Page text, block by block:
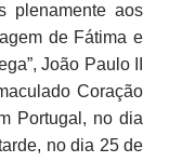
plenamente aos
de Fátima e
João Paulo II
Coração
Portugal, no dia
no dia 25 de